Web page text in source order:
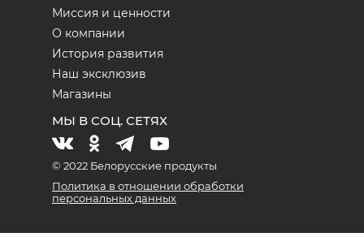
Миссия и ценности
О компании
История развития
Наш эксклюзив
Магазины
МЫ В СОЦ. СЕТЯХ
© 2022 Белорусские продукты
Политика в отношении обработки
персональных данных